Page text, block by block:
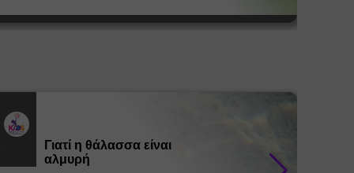
Γιατί η θάλασσα είναι
αλμυρή